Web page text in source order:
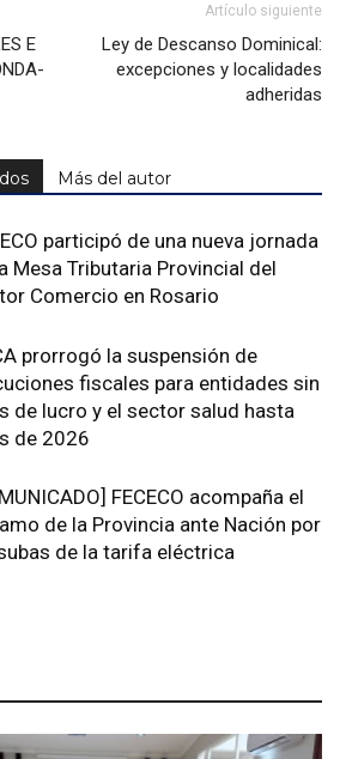
E
Artículo siguiente
Ley de Descanso Dominical:
excepciones y localidades
adheridas
Más del autor
participó de una nueva jornada
Mesa Tributaria Provincial del
Comercio en Rosario
prorrogó la suspensión de
fiscales para entidades sin
de lucro y el sector salud hasta
de 2026
FECECO acompaña el
de la Provincia ante Nación por
de la tarifa eléctrica